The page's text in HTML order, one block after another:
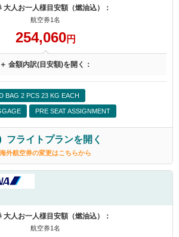
大人お一人様目安額（燃油込）：
航空券1名
254,060円
＋ 金額内訳(目安額)を開く：
BAG 2 PCS 23 KG EACH
PRE SEAT ASSIGNMENT
フライトプランを開く
海外航空券の変更はこちらから
大人お一人様目安額（燃油込）：
航空券1名